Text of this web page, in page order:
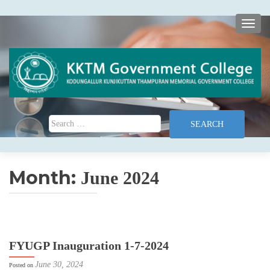
Search for:
Month: June 2024
FYUGP Inauguration 1-7-2024
Posted on June 30, 2024